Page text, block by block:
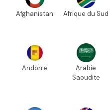
Afghanistan Afrique du Sud
Andorre
Arabie
Saoudite